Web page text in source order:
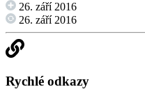
26. září 2016
26. září 2016
Rychlé odkazy